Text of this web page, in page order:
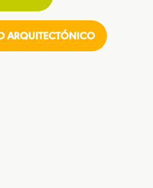
ARQUITECTÓNICO